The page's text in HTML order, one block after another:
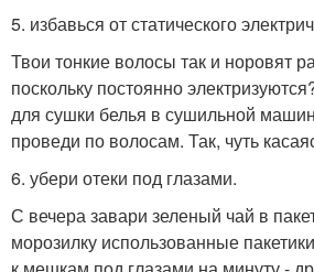
5. избавься от статического
Твои тонкие волосы так и норовят
поскольку постоянно
для сушки белья в сушильной
проведи по волосам. Так, чуть
6. убери отеки под глазами.
С вечера завари зеленый чай в
морозилку использованные